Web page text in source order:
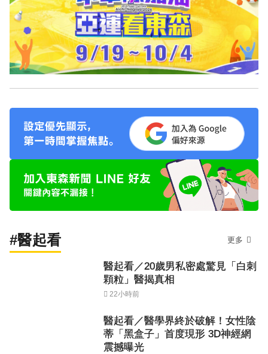
#醫起看 更多
醫起看／20歲男私密處驚見「白刺
顆粒」醫揭真相
22小時前
醫起看／醫學界終於破解！女性陰
蒂「黑盒子」首度現形 3D神經網
震撼曝光